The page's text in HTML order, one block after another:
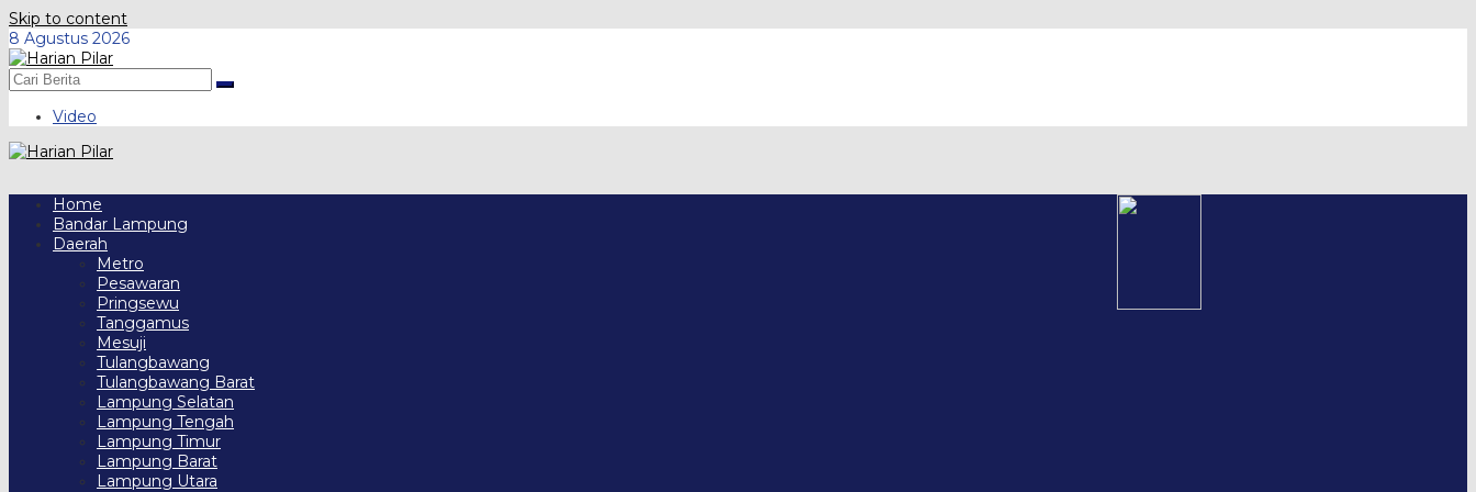
Skip to content
8 Agustus 2026
Video
Home
Bandar Lampung
Daerah
Metro
Pesawaran
Pringsewu
Tanggamus
Mesuji
Tulangbawang
Tulangbawang Barat
Lampung Selatan
Lampung Tengah
Lampung Timur
Lampung Barat
Lampung Utara